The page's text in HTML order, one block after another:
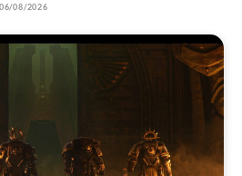
06/08/2026